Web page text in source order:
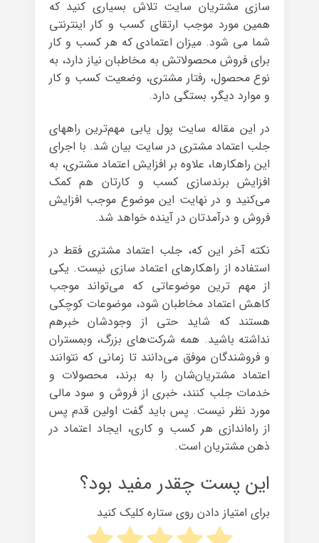
سازی مشتریان سایت تلاش بسیاری کنید که
همین مورد موجب ارتقای کسب و کار اینترنتی
شما می شود. میزان اعتمادی که هر کسب و کار
برای فروش محصولاتش به مخاطبان نیاز دارد، به
نوع محصول، رفتار مشتری، وضعیت کسب‌ و کار
و موارد دیگر، بستگی دارد.
در این مقاله سایت پول یابی مهم‌ترین راههای
جلب اعتماد مشتری در سایت بیان شد. با اجرای
این راهکارها، علاوه بر افزایش اعتماد مشتری، به
افزایش برندسازی کسب و کارتان هم کمک
می‌کنید و در نهایت این موضوع موجب افزایش
فروش و درآمدتان در آینده خواهد شد.
نکته آخر این که، جلب اعتماد مشتری فقط در
استفاده از راهکارهای اعتماد سازی نیست. یکی
از مهم ترین موضوعاتی که می‌تواند موجب
کاهش اعتماد مخاطبان شود، موضوعات کوچکی
هستند که شاید حتی از وجودشان خبرهم
نداشته باشید. همه شرکت‌های بزرگ، وبمستران
و فروشندگان موفق می‌دانند تا زمانی که نتوانند
اعتماد مشتریان‌شان را به برند، محصولات و
خدمات جلب کنند، خبری از فروش و سود مالی
مورد نظر نیست. پس باید گفت اولین قدم پس
از راه‌اندازی هر کسب و کاری، ایجاد اعتماد در
ذهن مشتریان است.
این پست چقدر مفید بود؟
برای امتیاز دادن روی ستاره کلیک کنید